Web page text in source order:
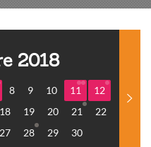
2018
8 9 10 11
12
18 19 20 21
22
27 28 29 30